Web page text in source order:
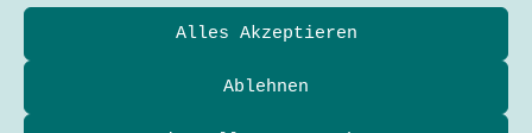
Alles Akzeptieren
Ablehnen
Datenschutzerklärung
Impressum
Cookies
und Technologie-Kommunikation der Hochschule München